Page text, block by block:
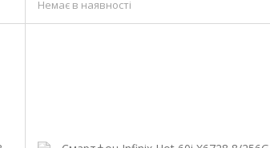
Немає в наявності